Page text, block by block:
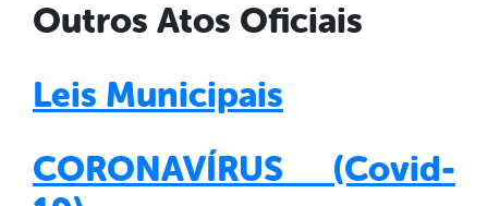
Outros Atos Oficiais
Leis Municipais
CORONAVÍRUS (Covid-